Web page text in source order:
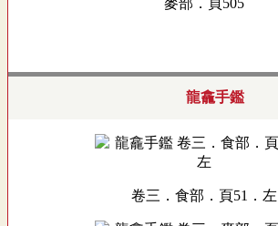
麥部．頁505
龍龕手鑑
卷三．食部．頁51．左